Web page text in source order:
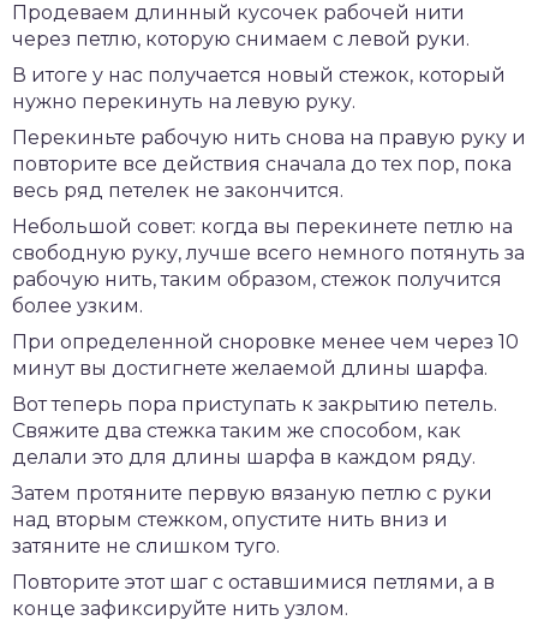
Продеваем длинный кусочек рабочей нити
через петлю, которую снимаем с левой руки.
В итоге у нас получается новый стежок, который
нужно перекинуть на левую руку.
Перекиньте рабочую нить снова на правую руку и
повторите все действия сначала до тех пор, пока
весь ряд петелек не закончится.
Небольшой совет: когда вы перекинете петлю на
свободную руку, лучше всего немного потянуть за
рабочую нить, таким образом, стежок получится
более узким.
При определенной сноровке менее чем через 10
минут вы достигнете желаемой длины шарфа.
Вот теперь пора приступать к закрытию петель.
Свяжите два стежка таким же способом, как
делали это для длины шарфа в каждом ряду.
Затем протяните первую вязаную петлю с руки
над вторым стежком, опустите нить вниз и
затяните не слишком туго.
Повторите этот шаг с оставшимися петлями, а в
конце зафиксируйте нить узлом.